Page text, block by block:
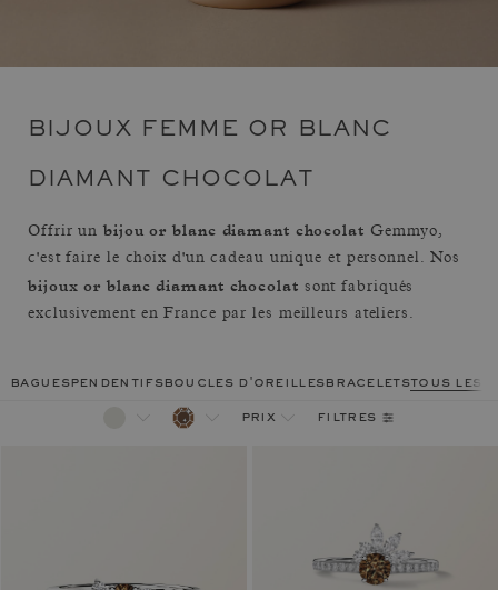
BIJOUX FEMME OR BLANC
DIAMANT CHOCOLAT
Offrir un bijou or blanc diamant chocolat Gemmyo,
c'est faire le choix d'un cadeau unique et personnel. Nos
bijoux or blanc diamant chocolat sont fabriqués
exclusivement en France par les meilleurs ateliers.
baguespendentifsboucles d'oreillesbraceletstous les
prix filtres